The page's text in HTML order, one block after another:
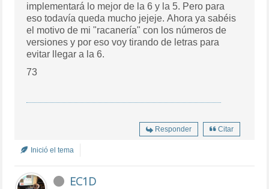
implementará lo mejor de la 6 y la 5. Pero para
eso todavía queda mucho jejeje. Ahora ya sabéis
el motivo de mi "racanería" con los números de
versiones y por eso voy tirando de letras para
evitar llegar a la 6.
73
Responder Citar
Inició el tema
EC1D